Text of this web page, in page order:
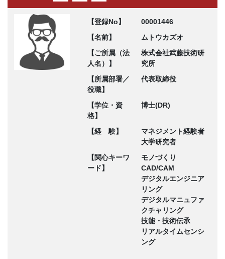
【登録No】
00001446
【名前】
ムトウカズオ
【ご所属（法
人名）】
株式会社武藤技術研
究所
【所属部署／
役職】
代表取締役
【学位・資
格】
博士(DR)
【経 験】
マネジメント経験者
大学研究者
【関心キーワ
ード】
モノづくり
CAD/CAM
デジタルエンジニア
リング
デジタルマニュファ
クチャリング
技能・技術伝承
リアルタイムセンシ
ング